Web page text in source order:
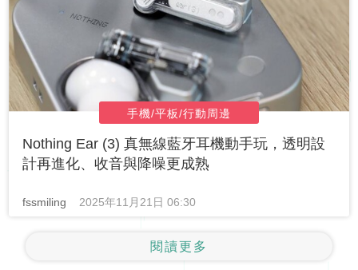
手機/平板/行動周邊
Nothing Ear (3) 真無線藍牙耳機動手玩，透明設
計再進化、收音與降噪更成熟
fssmiling 2025年11月21日 06:30
閱讀更多